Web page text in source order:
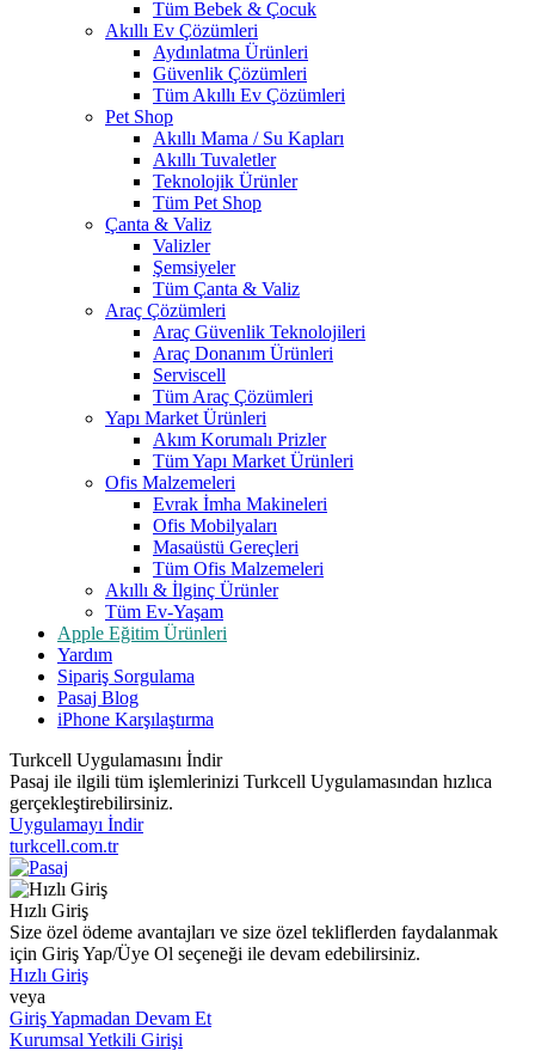
Tüm Bebek & Çocuk
Akıllı Ev Çözümleri
Aydınlatma Ürünleri
Güvenlik Çözümleri
Tüm Akıllı Ev Çözümleri
Pet Shop
Akıllı Mama / Su Kapları
Akıllı Tuvaletler
Teknolojik Ürünler
Tüm Pet Shop
Çanta & Valiz
Valizler
Şemsiyeler
Tüm Çanta & Valiz
Araç Çözümleri
Araç Güvenlik Teknolojileri
Araç Donanım Ürünleri
Serviscell
Tüm Araç Çözümleri
Yapı Market Ürünleri
Akım Korumalı Prizler
Tüm Yapı Market Ürünleri
Ofis Malzemeleri
Evrak İmha Makineleri
Ofis Mobilyaları
Masaüstü Gereçleri
Tüm Ofis Malzemeleri
Akıllı & İlginç Ürünler
Tüm Ev-Yaşam
Apple Eğitim Ürünleri
Yardım
Sipariş Sorgulama
Pasaj Blog
iPhone Karşılaştırma
Turkcell Uygulamasını İndir
Pasaj ile ilgili tüm işlemlerinizi Turkcell Uygulamasından hızlıca
gerçekleştirebilirsiniz.
Uygulamayı İndir
turkcell.com.tr
Hızlı Giriş
Size özel ödeme avantajları ve size özel tekliflerden faydalanmak
için Giriş Yap/Üye Ol seçeneği ile devam edebilirsiniz.
Hızlı Giriş
veya
Giriş Yapmadan Devam Et
Kurumsal Yetkili Girişi